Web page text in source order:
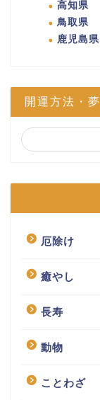
高知県
鳥取県
鹿児島県
開運方法・
厄除け
癒やし
長寿
動物
ことわざ